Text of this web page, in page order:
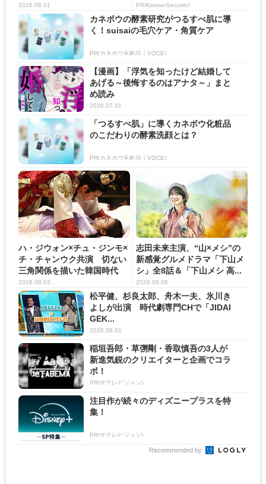
の...
2026.08.01 PR(KeeperSecurity)
カネボウの酵素研究がつるすべ肌に導
く！suisaiの毛穴ケア・角質ケア
PR(カネボウ化粧品｜VOCE)
【漫画】「浮気を知ったけど結婚して
あげる～後悔するのはアナタ～」まと
め読み
2026.07.31
「つるすべ肌」に導くカネボウ化粧品
のこだわりの酵素洗顔とは？
PR(カネボウ化粧品｜VOCE)
ハ・ジウォン×チュ・ジンモ×
チ・チャンウク共演 切ない
三角関係を描いた韓国時代
劇...
2026.08.03
志田未来主演、“山×メシ”の
新感覚グルメドラマ「下山メ
シ」全8話＆「下山メシ 高...
2026.08.06
松平健、杉良太郎、舟木一夫、氷川き
よしが出演 時代劇専門CHで「JIDAI
GEK...
2026.08.01
稲垣吾郎・草彅剛・香取慎吾の3人が
新進気鋭のクリエイターと企画でコラ
ボ！
PR(ザテレビジョン)
注目作が続々のディズニープラスを特
集！
PR(ザテレビジョン)
Recommended by